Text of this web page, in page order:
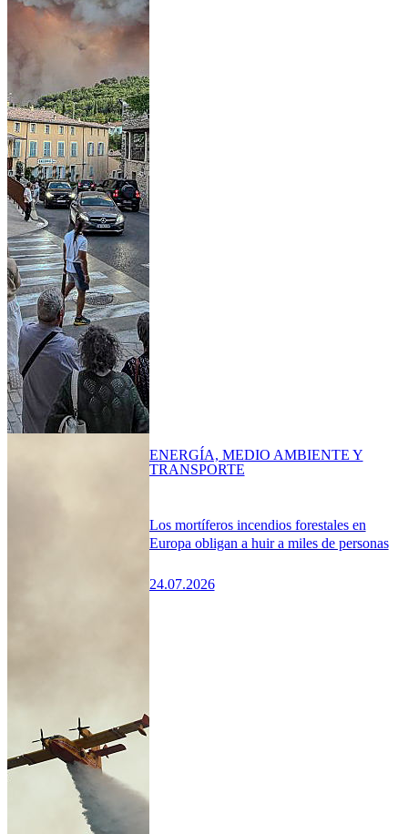
Los mortíferos incendios forestales en
Europa obligan a huir a miles de personas
24.07.2026
ENERGÍA, MEDIO AMBIENTE Y
TRANSPORTE